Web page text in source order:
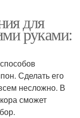
для
руками:
Сделать его
несложно. В
сможет